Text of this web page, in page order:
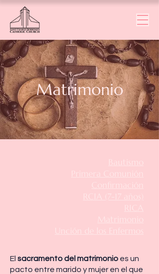
Matrimonio
El sacramento del matrimonio es un
pacto entre marido y mujer en el que